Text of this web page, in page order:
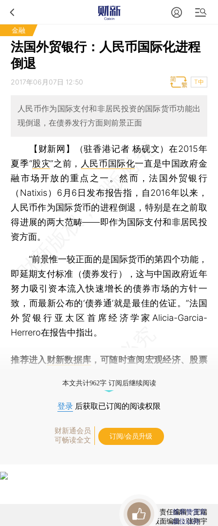
金融
法国外贸银行：人民币国际化进程
倒退
2017年06月07日 12:50 T中
人民币作为国际支付和非居民投资的国际货币功能出
现倒退，在债券发行方面则前景正面
【财新网】（驻香港记者 杨砚文）在2015年
夏季“股灾”之前， 人民币国际化一直是中国政府金
融市场开放的重点之一。然而，法国外贸银行
（Natixis）6月6日发布报告指，自2016年以来，
人民币作为国际货币的进程倒退，特别是在之前取
得进展的两大范畴——即作为国际支付和非居民投
资方面。
“前景惟一较正面的是国际货币的第四个功能，
即延期支付标准（债券发行），这与中国政府近年
努力吸引资本流入快速增长的债券市场的方针一
致，而最新公布的‘债券通’就是最佳的佐证。”法国
外贸银行亚太区首席经济学家Alicia-Garcia-
Herrero在报告中指出。
推荐进入 财新数据库 ，可随时查阅宏观经济、股票
本文共计962字 订阅后继续阅读
登录 后获取已订阅的阅读权限
财新通会员
可畅读全文
订阅/会员升级
责任编辑：王端
版面编辑：张翔宇
首席赞赏官
虚位以待